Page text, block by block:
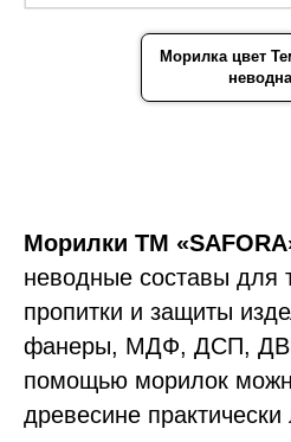
Морилка цвет
Морилки ТМ
неводные составы для
пропитки и защиты
фанеры, МДФ, ДСП,
помощью морилок
древесине